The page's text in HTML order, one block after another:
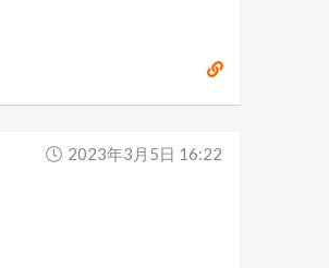
2023年3月5日 16:22